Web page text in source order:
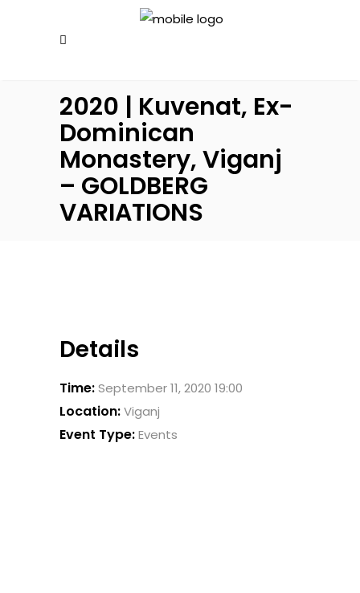
2020 | Kuvenat, Ex-
Dominican
Monastery, Viganj
– GOLDBERG
VARIATIONS
Details
Time:September 11, 2020 19:00
Location:Viganj
Event Type:Events